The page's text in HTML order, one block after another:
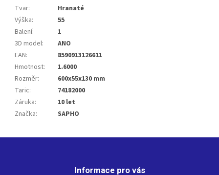
Tvar:
Hranaté
Výška:
55
Balení:
1
3D model:
ANO
EAN:
8590913126611
Hmotnost:
1.6000
Rozměr:
600x55x130 mm
Taric:
74182000
Záruka:
10 let
Značka: SAPHO
Informace pro vás